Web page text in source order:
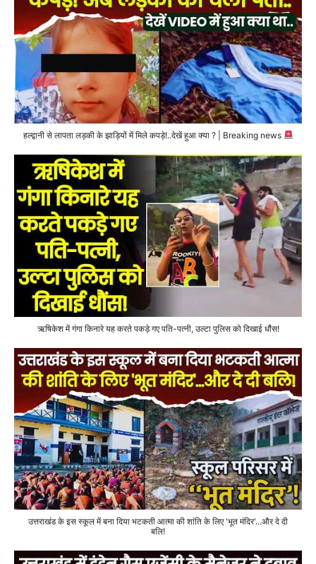
हल्द्वानी से लापता लड़की के झाड़ियों में मिले कपड़े!..देखें हुआ क्या ? | Breaking news
ऋषिकेश में गंगा किनारे यह करते पकड़े गए पति-पत्नी, उल्टा पुलिस को दिखाई धौंस!
उत्तराखंड के इस स्कूल में बना दिया भटकती आत्मा की शांति के लिए 'भूत मंदिर'...और दे दी
बलि!